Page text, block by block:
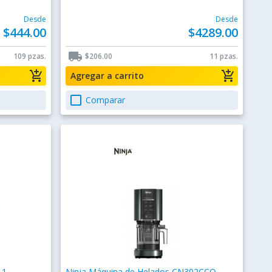
Desde
$444.00
109 pzas.
add_shopping_cart
Desde
$4289.00
local_shipping $206.00 11 pzas.
add_shopping_cart
Agregar a carrito
check_box_outline_blank Comparar